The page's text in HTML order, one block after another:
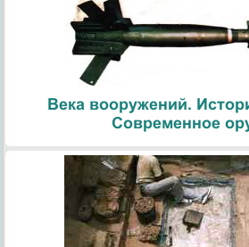
Века вооружений.
Современное